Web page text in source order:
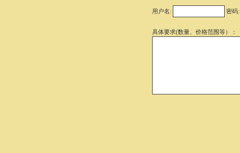
用户名: 密码:
具体要求(数量、价格范围等）：